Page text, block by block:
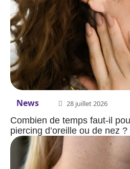
News 28 juillet 2026
Combien de temps faut-il
piercing d’oreille ou de nez ?